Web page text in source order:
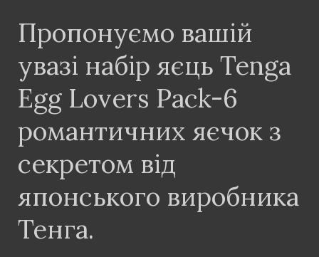
Пропонуємо вашій
увазі набір яєць Tenga
Egg Lovers Pack-6
романтичних яєчок з
секретом від
японського виробника
Тенга.